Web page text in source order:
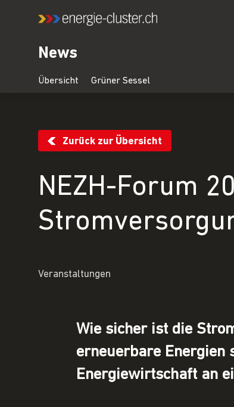
News
Zurück zur Übersicht
NEZH-Forum
Veranstaltungen
Wie sicher ist die
erneuerbare Energien
Energiewirtschaft an